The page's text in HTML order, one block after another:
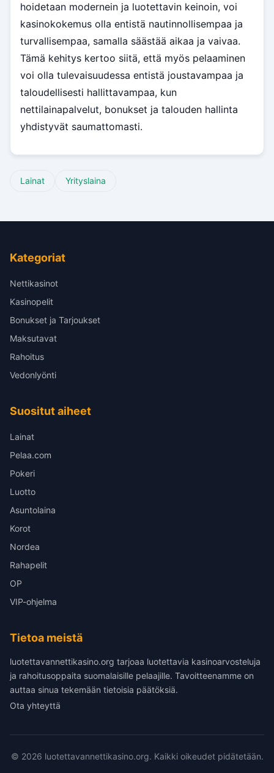
hoidetaan modernein ja luotettavin keinoin, voi
kasinokokemus olla entistä nautinnollisempaa ja
turvallisempaa, samalla säästää aikaa ja vaivaa.
Tämä kehitys kertoo siitä, että myös pelaaminen
voi olla tulevaisuudessa entistä joustavampaa ja
taloudellisesti hallittavampaa, kun
nettilainapalvelut, bonukset ja talouden hallinta
yhdistyvät saumattomasti.
Lainat Yrityslaina
Kategoriat
Nettikasinot
Kasinopelit
Bonukset ja Tarjoukset
Maksutavat
Rahoitus
Vedonlyönti
Suositut aiheet
Lainat
Pelaa.com
Pokeri
Luotto
Asuntolaina
Korot
Nordea
Rahapelit
OP
VIP-ohjelma
Tietoa meistä
luotettavannettikasino.org tarjoaa luotettavia kasinoarvosteluja
ja rahoitusoppaita suomalaisille pelaajille. Tavoitteenamme on
auttaa sinua tekemään tietoisia päätöksiä.
Ota yhteyttä
© 2026 luotettavannettikasino.org. Kaikki oikeudet pidätetään.